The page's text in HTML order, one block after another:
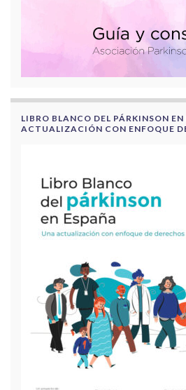
LIBRO BLANCO DEL PÁRKINSON
ACTUALIZACIÓN CON ENFOQUE